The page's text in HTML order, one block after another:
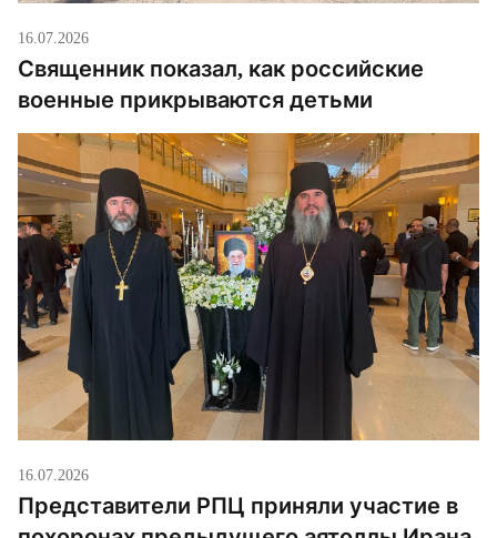
16.07.2026
Священник показал, как российские
военные прикрываются детьми
16.07.2026
Представители РПЦ приняли участие в